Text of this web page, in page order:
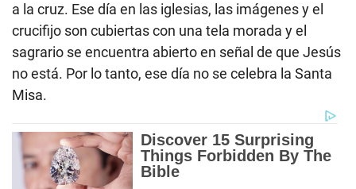
a la cruz. Ese día en las iglesias, las imágenes y el
crucifijo son cubiertas con una tela morada y el
sagrario se encuentra abierto en señal de que Jesús
no está. Por lo tanto, ese día no se celebra la Santa
Misa.